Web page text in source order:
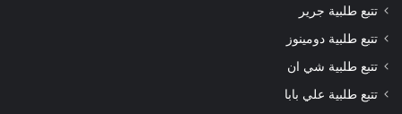
تتبع طلبية جرير
تتبع طلبية دومينوز
تتبع طلبية شي ان
تتبع طلبية علي بابا